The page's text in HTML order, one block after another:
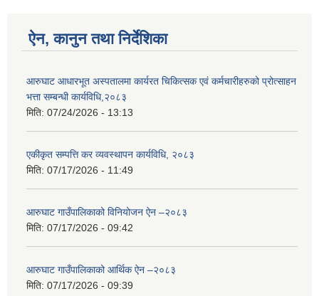
ऐन, कानुन तथा निर्देशिका
आरुघाट आधारभूत अस्पतालमा कार्यरत चिकित्सक एवं कर्मचारीहरुको प्रोत्साहन
भत्ता सम्बन्धी कार्यविधि,२०८३
मिति: 07/24/2026 - 13:13
एकीकृत सम्पत्ति कर व्यवस्थापन कार्यविधि, २०८३
मिति: 07/17/2026 - 11:49
आरुघाट गाउँपालिकाको विनियोजन ऐन –२०८३
मिति: 07/17/2026 - 09:42
आरुघाट गाउँपालिकाको आर्थिक ऐन –२०८३
मिति: 07/17/2026 - 09:39